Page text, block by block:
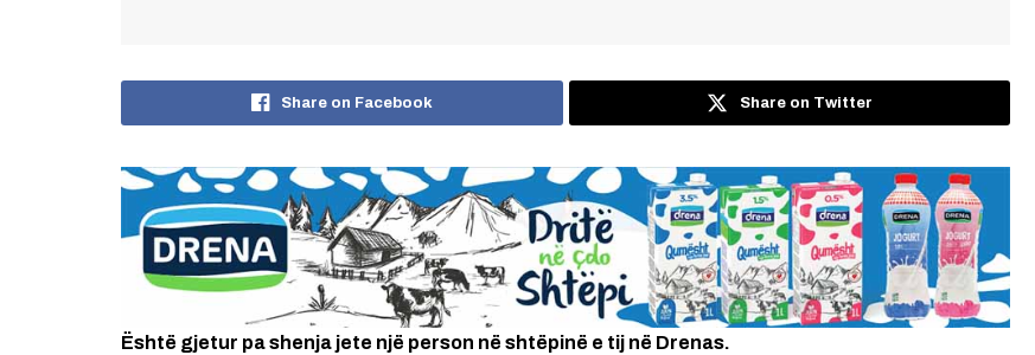
Share on Facebook Share on Twitter
Është gjetur pa shenja jete një person në shtëpinë e tij në Drenas.